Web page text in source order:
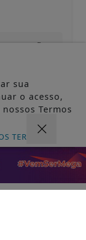
sua
o acesso,
Termos
TERMOS